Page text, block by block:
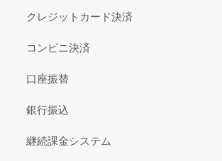
クレジットカード決済
コンビニ決済
口座振替
銀行振込
継続課金システム